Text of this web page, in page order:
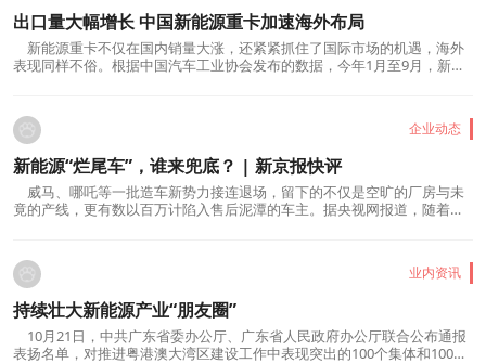
出口量大幅增长 中国新能源重卡加速海外布局
新能源重卡不仅在国内销量大涨，还紧紧抓住了国际市场的机遇，海外
表现同样不俗。根据中国汽车工业协会发布的数据，今年1月至9月，新能
圭采购商奥斯瓦尔多告诉记者，这天他预留了整个...
企业动态
新能源“烂尾车”，谁来兜底？ | 新京报快评
威马、哪吒等一批造车新势力接连退场，留下的不仅是空旷的厂房与未
竟的产线，更有数以百万计陷入售后泥潭的车主。据央视网报道，随着这
们的难题。市场经济就是大浪淘沙，适者生存，不...
业内资讯
持续壮大新能源产业“朋友圈”
10月21日，中共广东省委办公厅、广东省人民政府办公厅联合公布通报
表扬名单，对推进粤港澳大湾区建设工作中表现突出的100个集体和100名